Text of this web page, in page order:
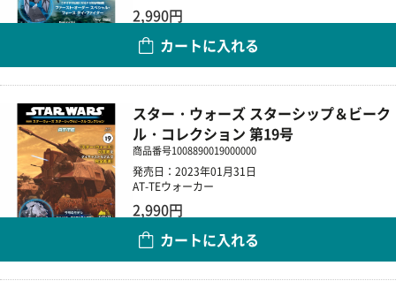
2,990円
カートに入れる
スター・ウォーズ スターシップ＆ビーク
ル・コレクション 第19号
商品番号1008890019000000
発売日：2023年01月31日
AT-TEウォーカー
2,990円
カートに入れる